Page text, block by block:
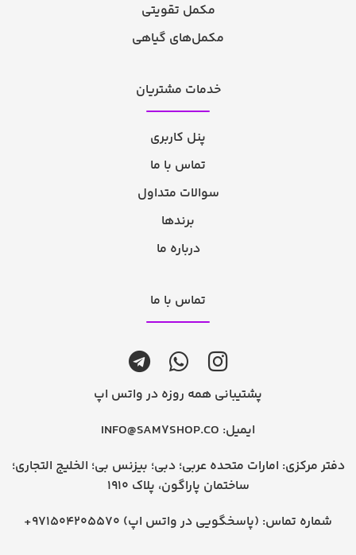
مکمل تقویتی
مکمل‌های گیاهی
خدمات مشتریان
پنل کاربری
تماس با ما
سوالات متداول
برندها
درباره ما
تماس با ما
پشتیبانی همه روزه در واتس اپ
ایمیل: INFO@SAM7SHOP.CO
دفتر مرکزی: امارات متحده عربی؛ دبی؛ بیزنس بی؛ الخلیج التجاری؛
ساختمان پاراگون، پلاک 1910
شماره تماس: +971504205570 (پاسخگویی در واتس اپ)